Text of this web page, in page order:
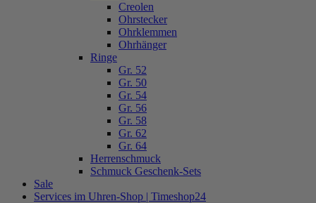
Creolen
Ohrstecker
Ohrklemmen
Ohrhänger
Ringe
Gr. 52
Gr. 50
Gr. 54
Gr. 56
Gr. 58
Gr. 62
Gr. 64
Herrenschmuck
Schmuck Geschenk-Sets
Sale
Services im Uhren-Shop | Timeshop24